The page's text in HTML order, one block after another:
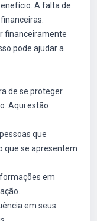
A falta de
financeiramente
pode ajudar a
de se proteger
Aqui estão
que
que se apresentem
em
em seus